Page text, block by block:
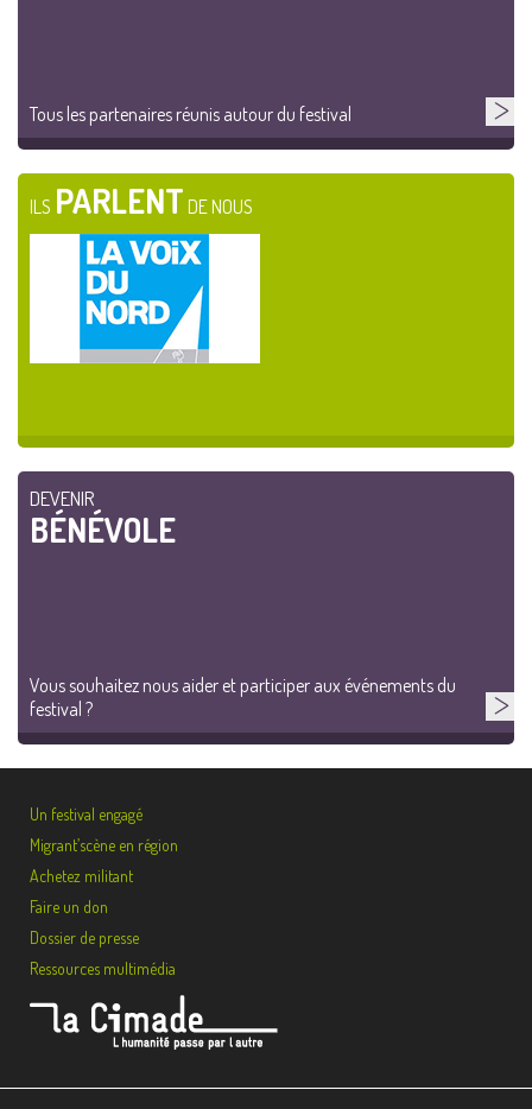
Tous les partenaires réunis autour du festival
ILS PARLENT DE NOUS
DEVENIR
BÉNÉVOLE
Vous souhaitez nous aider et participer aux événements du
festival ?
Un festival engagé
Migrant’scène en région
Achetez militant
Faire un don
Dossier de presse
Ressources multimédia